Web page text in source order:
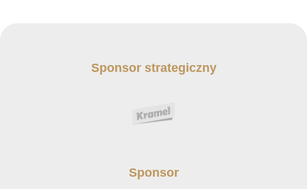
Sponsor strategiczny
Sponsor